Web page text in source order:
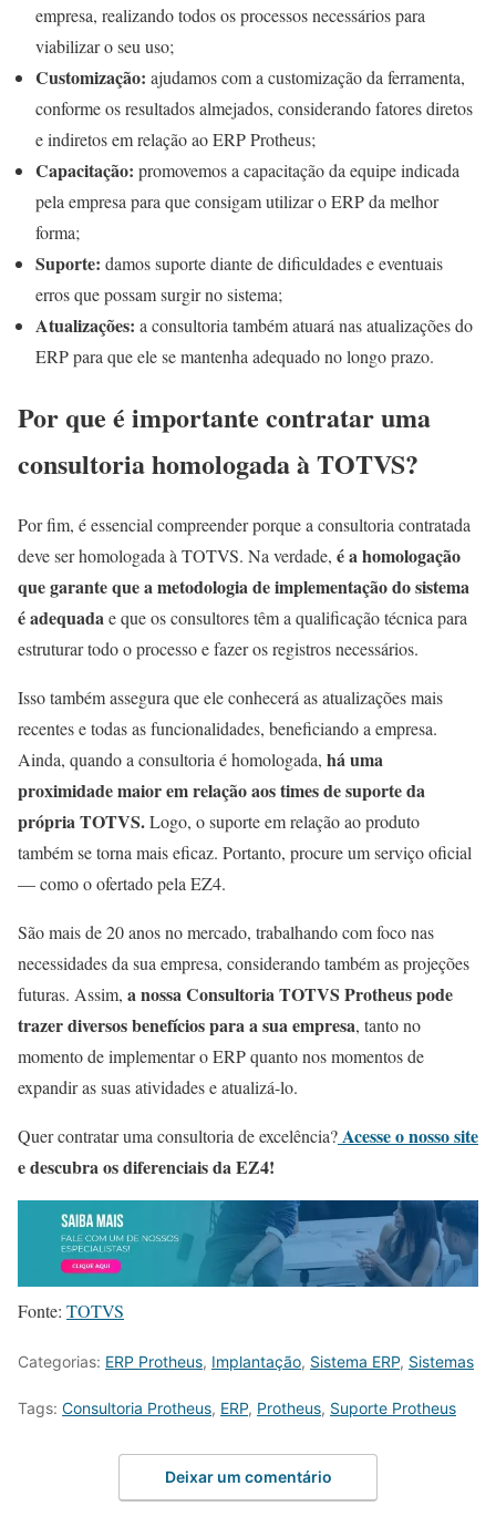
empresa, realizando todos os processos necessários para
viabilizar o seu uso;
Customização: ajudamos com a customização da ferramenta,
conforme os resultados almejados, considerando fatores diretos
e indiretos em relação ao ERP Protheus;
Capacitação: promovemos a capacitação da equipe indicada
pela empresa para que consigam utilizar o ERP da melhor
forma;
Suporte: damos suporte diante de dificuldades e eventuais
erros que possam surgir no sistema;
Atualizações: a consultoria também atuará nas atualizações do
ERP para que ele se mantenha adequado no longo prazo.
Por que é importante contratar uma
consultoria homologada à TOTVS?
Por fim, é essencial compreender porque a consultoria contratada
deve ser homologada à TOTVS. Na verdade, é a homologação
que garante que a metodologia de implementação do sistema
é adequadae que os consultores têm a qualificação técnica para
estruturar todo o processo e fazer os registros necessários.
Isso também assegura que ele conhecerá as atualizações mais
recentes e todas as funcionalidades, beneficiando a empresa.
Ainda, quando a consultoria é homologada, há uma
proximidade maior em relação aos times de suporte da
própria TOTVS.Logo, o suporte em relação ao produto
também se torna mais eficaz. Portanto, procure um serviço oficial
— como o ofertado pela EZ4.
São mais de 20 anos no mercado, trabalhando com foco nas
necessidades da sua empresa, considerando também as projeções
futuras. Assim, a nossa Consultoria TOTVS Protheus pode
trazer diversos benefícios para a sua empresa, tanto no
momento de implementar o ERP quanto nos momentos de
expandir as suas atividades e atualizá-lo.
Quer contratar uma consultoria de excelência?Acesse o nosso site
e descubra os diferenciais da EZ4!
Fonte: TOTVS
Categorias: ERP Protheus, Implantação, Sistema ERP, Sistemas
Tags: Consultoria Protheus, ERP, Protheus, Suporte Protheus
Deixar um comentário